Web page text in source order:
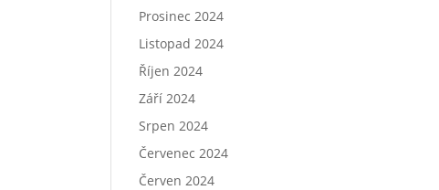
Prosinec 2024
Listopad 2024
Říjen 2024
Září 2024
Srpen 2024
Červenec 2024
Červen 2024